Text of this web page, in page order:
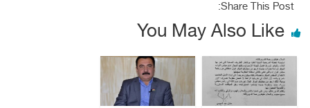
Share This Post:
You May Also Like